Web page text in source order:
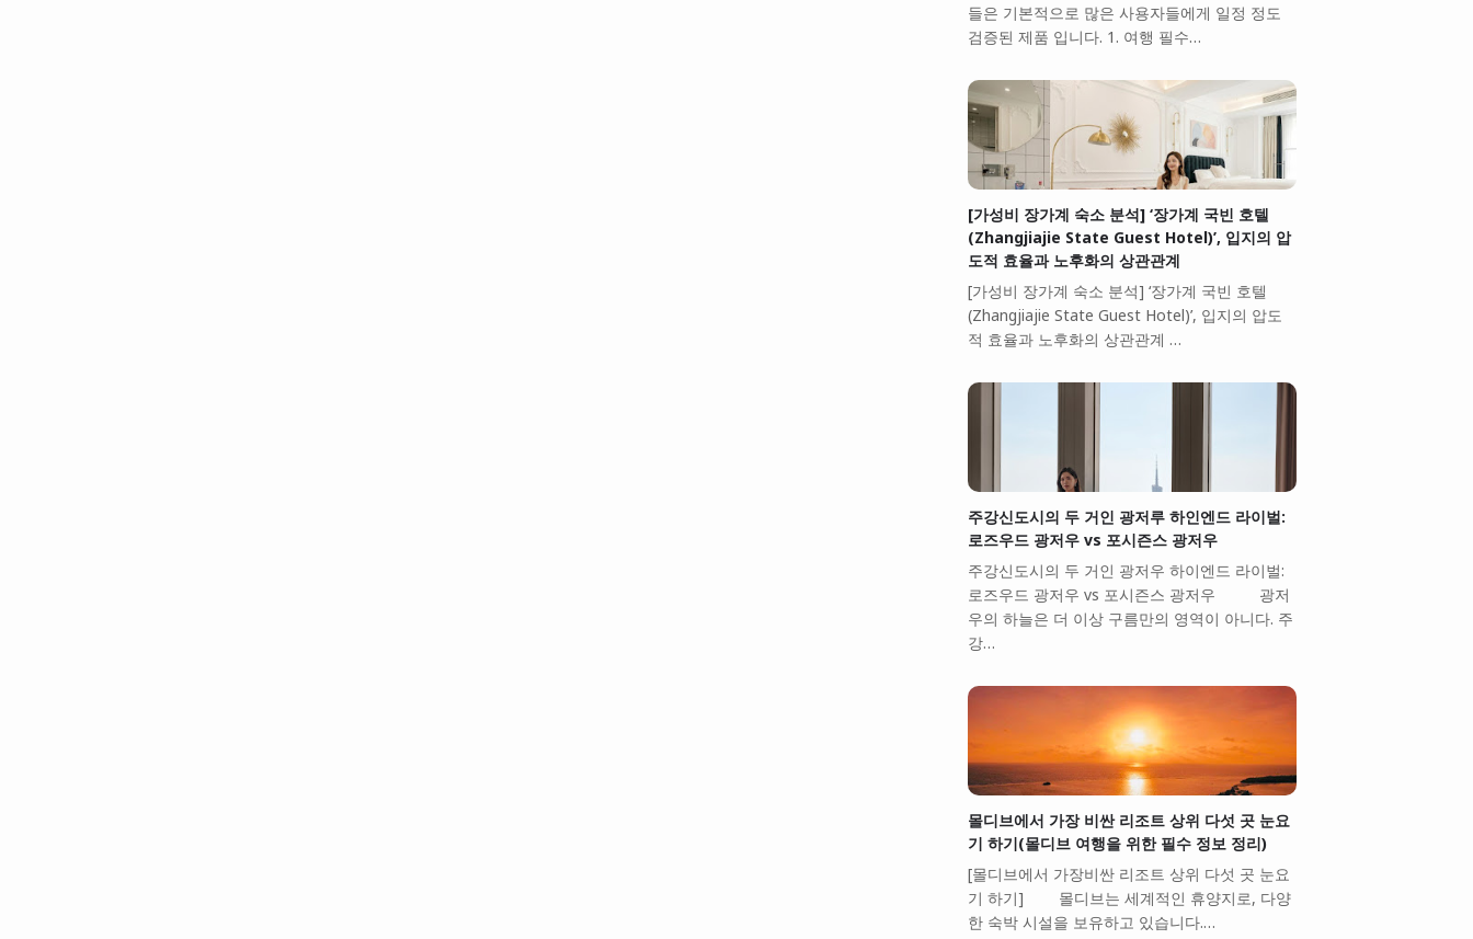
들은 기본적으로 많은 사용자들에게 일정 정도
검증된 제품 입니다. 1. 여행 필수…
[가성비 장가계 숙소 분석] ‘장가계 국빈 호텔
(Zhangjiajie State Guest Hotel)’, 입지의 압
도적 효율과 노후화의 상관관계
[가성비 장가계 숙소 분석] ‘장가계 국빈 호텔
(Zhangjiajie State Guest Hotel)’, 입지의 압도
적 효율과 노후화의 상관관계 …
주강신도시의 두 거인 광저루 하인엔드 라이벌:
로즈우드 광저우 vs 포시즌스 광저우
주강신도시의 두 거인 광저우 하이엔드 라이벌:
로즈우드 광저우 vs 포시즌스 광저우 광저
우의 하늘은 더 이상 구름만의 영역이 아니다. 주
강…
몰디브에서 가장 비싼 리조트 상위 다섯 곳 눈요
기 하기(몰디브 여행을 위한 필수 정보 정리)
[몰디브에서 가장비싼 리조트 상위 다섯 곳 눈요
기 하기] 몰디브는 세계적인 휴양지로, 다양
한 숙박 시설을 보유하고 있습니다.…